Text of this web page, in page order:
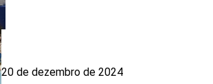
20 de dezembro de 2024